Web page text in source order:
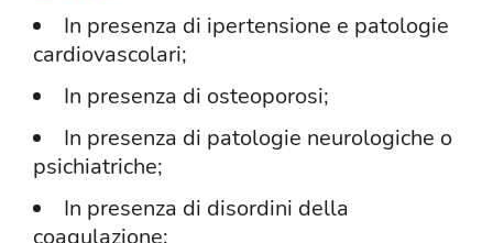
In presenza di ipertensione e patologie
cardiovascolari;
In presenza di osteoporosi;
In presenza di patologie neurologiche o
psichiatriche;
In presenza di disordini della
coagulazione;